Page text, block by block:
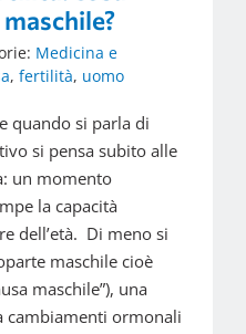
Medicina e
, fertilità, uomo
quando si parla di
si pensa subito alle
un momento
la capacità
dell’età. Di meno si
maschile cioè
maschile”), una
cambiamenti ormonali